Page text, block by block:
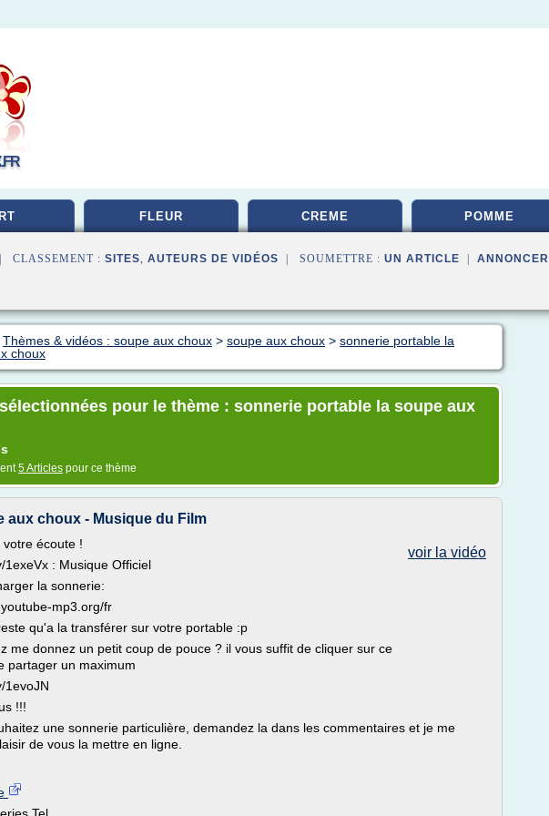
FLEUR CREME POMME
CLASSEMENT : SITES, AUTEURS DE VIDÉOS | SOUMETTRE : UN ARTICLE ANNONCER
Thèmes & vidéos : soupe aux choux > soupe aux choux > sonnerie portable la
choux
pour le thème : sonnerie portable la soupe aux
5 Articles pour ce thème
aux choux - Musique du Film
voir la vidéo
votre écoute !
1exeVx : Musique Officiel
la sonnerie:
mp3.org/fr
qu'a la transférer sur votre portable :p
me donnez un petit coup de pouce ? il vous suffit de cliquer sur ce
partager un maximum
1evoJN
!!!
une sonnerie particulière, demandez la dans les commentaires et je me
de vous la mettre en ligne.